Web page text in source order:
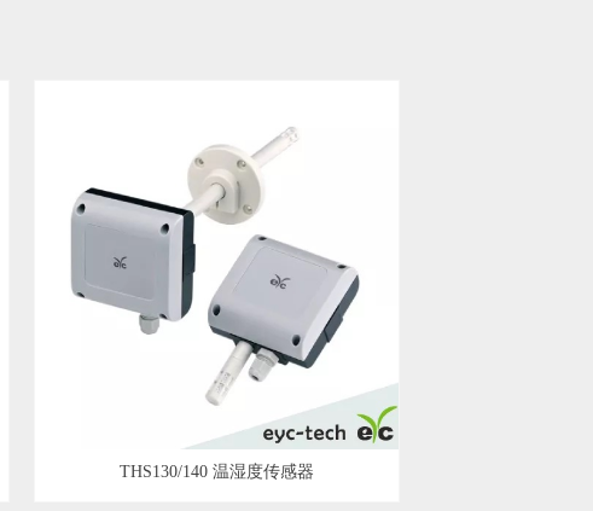
THS130/140 温湿度传感器